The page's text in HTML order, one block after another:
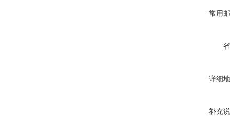
常用
详细
补充